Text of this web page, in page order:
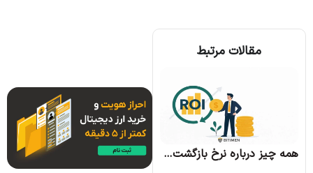
مقالات مرتبط
همه چیز درباره نرخ بازگشت سرمایه و نحوه محاسبه آن